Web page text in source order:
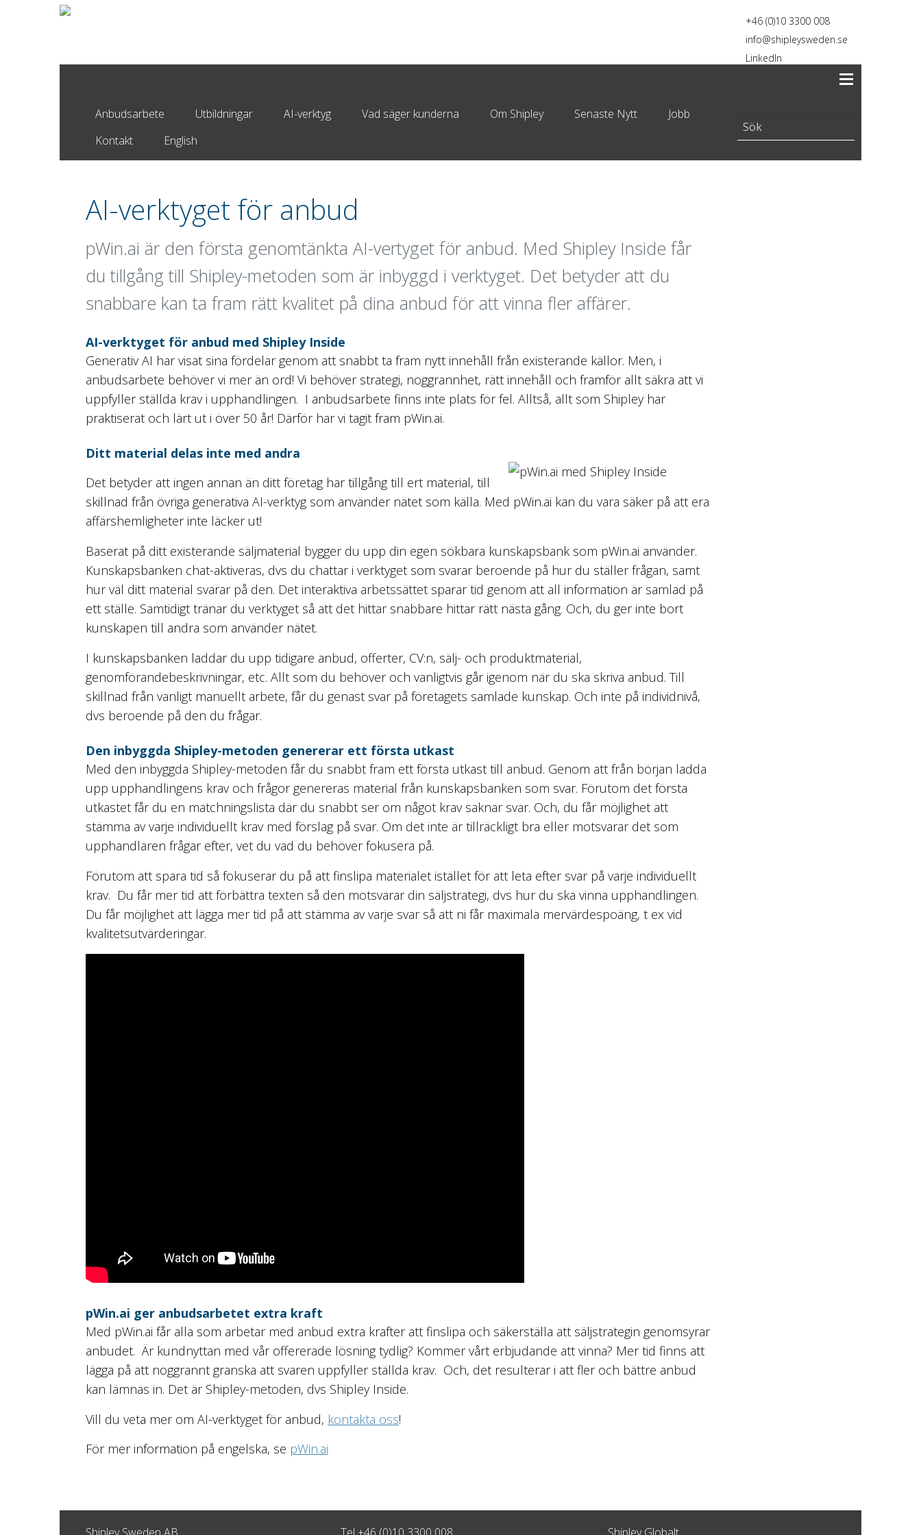
+46 (0)10 3300 008
info@shipleysweden.se
LinkedIn
Anbudsarbete Utbildningar AI-verktyg Vad säger kunderna Om Shipley Senaste Nytt
Jobb
Kontakt
English
AI-verktyget för anbud
pWin.ai är den första genomtänkta AI-vertyget för anbud. Med Shipley Inside får
du tillgång till Shipley-metoden som är inbyggd i verktyget. Det betyder att du
snabbare kan ta fram rätt kvalitet på dina anbud för att vinna fler affärer.
AI-verktyget för anbud med Shipley Inside
Generativ AI har visat sina fördelar genom att snabbt ta fram nytt innehåll från existerande källor. Men, i
anbudsarbete behöver vi mer än ord! Vi behöver strategi, noggrannhet, rätt innehåll och framför allt säkra att vi
uppfyller ställda krav i upphandlingen. I anbudsarbete finns inte plats för fel. Alltså, allt som Shipley har
praktiserat och lärt ut i över 50 år! Därför har vi tagit fram pWin.ai.
Ditt material delas inte med andra
Det betyder att ingen annan än ditt företag har tillgång till ert material, till
skillnad från övriga generativa AI-verktyg som använder nätet som källa. Med pWin.ai kan du vara säker på att era
affärshemligheter inte läcker ut!
Baserat på ditt existerande säljmaterial bygger du upp din egen sökbara kunskapsbank som pWin.ai använder.
Kunskapsbanken chat-aktiveras, dvs du chattar i verktyget som svarar beroende på hur du ställer frågan, samt
hur väl ditt material svarar på den. Det interaktiva arbetssättet sparar tid genom att all information är samlad på
ett ställe. Samtidigt tränar du verktyget så att det hittar snabbare hittar rätt nästa gång. Och, du ger inte bort
kunskapen till andra som använder nätet.
I kunskapsbanken laddar du upp tidigare anbud, offerter, CV:n, sälj- och produktmaterial,
genomförandebeskrivningar, etc. Allt som du behöver och vanligtvis går igenom när du ska skriva anbud. Till
skillnad från vanligt manuellt arbete, får du genast svar på företagets samlade kunskap. Och inte på individnivå,
dvs beroende på den du frågar.
Den inbyggda Shipley-metoden genererar ett första utkast
Med den inbyggda Shipley-metoden får du snabbt fram ett första utkast till anbud. Genom att från början ladda
upp upphandlingens krav och frågor genereras material från kunskapsbanken som svar. Förutom det första
utkastet får du en matchningslista där du snabbt ser om något krav saknar svar. Och, du får möjlighet att
stämma av varje individuellt krav med förslag på svar. Om det inte är tillräckligt bra eller motsvarar det som
upphandlaren frågar efter, vet du vad du behöver fokusera på.
Förutom att spara tid så fokuserar du på att finslipa materialet istället för att leta efter svar på varje individuellt
krav. Du får mer tid att förbättra texten så den motsvarar din säljstrategi, dvs hur du ska vinna upphandlingen.
Du får möjlighet att lägga mer tid på att stämma av varje svar så att ni får maximala mervärdespoäng, t ex vid
kvalitetsutvärderingar.
pWin.ai ger anbudsarbetet extra kraft
Med pWin.ai får alla som arbetar med anbud extra krafter att finslipa och säkerställa att säljstrategin genomsyrar
anbudet. Är kundnyttan med vår offererade lösning tydlig? Kommer vårt erbjudande att vinna? Mer tid finns att
lägga på att noggrannt granska att svaren uppfyller ställda krav. Och, det resulterar i att fler och bättre anbud
kan lämnas in. Det är Shipley-metoden, dvs Shipley Inside.
Vill du veta mer om AI-verktyget för anbud, kontakta oss!
För mer information på engelska, se pWin.ai